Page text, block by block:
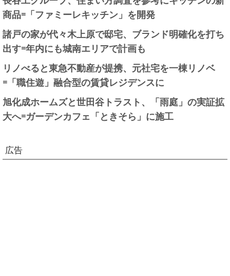
商品=「ファミーレキッチン」を開発
諸戸の家が代々木上原で邸宅、ブランド明確化を打ち
出す=年内にも城南エリアで計画も
リノべると東急不動産が提携、元社宅を一棟リノベ
=「職住遊」融合型の賃貸レジデンスに
旭化成ホームズと世田谷トラスト、「雨庭」の実証拡
大へ=ガーデンカフェ「ときそら」に施工
広告